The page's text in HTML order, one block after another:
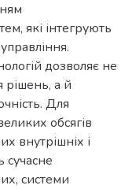
які інтегрують
управління.
дозволяє не
рішень, а й
Для
обсягів
внутрішніх і
сучасне
системи